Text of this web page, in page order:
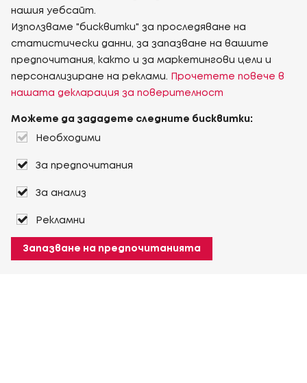
нашия уебсайт.
Използваме "бисквитки" за проследяване на
статистически данни, за запазване на вашите
предпочитания, както и за маркетингови цели и
персонализиране на реклами.
Прочетете повече в
нашата декларация за поверителност
Можете да зададете следните бисквитки:
Необходими
За предпочитания
За анализ
Рекламни
Запазване на предпочитанията